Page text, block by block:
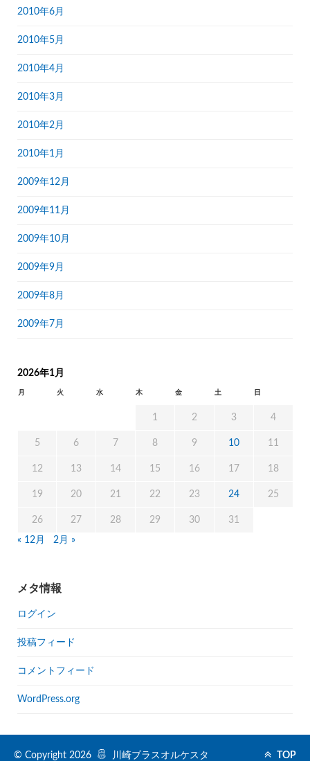
2010年6月
2010年5月
2010年4月
2010年3月
2010年2月
2010年1月
2009年12月
2009年11月
2009年10月
2009年9月
2009年8月
2009年7月
2026年1月
月 火 水 木 金 土 日
1 2 3 4
5 6 7 8 9 10 11
12 13 14 15 16 17 18
19 20 21 22 23 24 25
26 27 28 29 30 31
« 12月 2月 »
メタ情報
ログイン
投稿フィード
コメントフィード
WordPress.org
© Copyright 2026 川崎ブラスオルケスタ TOP